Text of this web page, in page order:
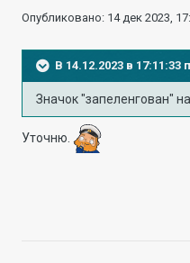
Опубликовано: 14 дек 2023,
В 14.12.2023 в 17:11:33
Значок "запеленгован"
Уточню.